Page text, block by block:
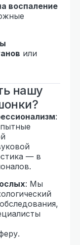
воспаление
или
нашу
:
— в
: Мы